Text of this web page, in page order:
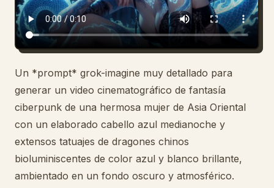
Blog
Actualizaciones
Un *prompt* grok-imagine muy detallado para
generar un video cinematográfico de fantasía
ciberpunk de una hermosa mujer de Asia Oriental
con un elaborado cabello azul medianoche y
extensos tatuajes de dragones chinos
bioluminiscentes de color azul y blanco brillante,
ambientado en un fondo oscuro y atmosférico.